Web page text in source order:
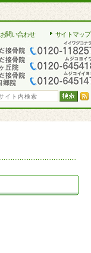
お問い合わせ サイトマップ